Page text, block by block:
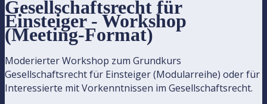
n
Gesellschaftsrecht für
Einsteiger - Workshop
(Meeting-Format)
Moderierter Workshop zum Grundkurs
Gesellschaftsrecht für Einsteiger (Modularreihe) oder für
Interessierte mit Vorkenntnissen im Gesellschaftsrecht.